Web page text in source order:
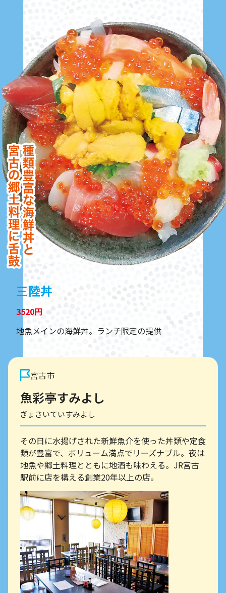
三陸丼
3520円
地魚メインの海鮮丼。ランチ限定の提供
宮古市
魚彩亭すみよし
ぎょさいていすみよし
その日に水揚げされた新鮮魚介を使った丼類や定食
類が豊富で、ボリューム満点でリーズナブル。夜は
地魚や郷土料理とともに地酒も味わえる。JR宮古
駅前に店を構える創業20年以上の店。